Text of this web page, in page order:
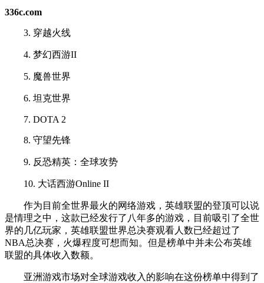
336c.com
3. 穿越火线
4. 梦幻西游II
5. 魔兽世界
6. 坦克世界
7. DOTA 2
8. 守望先锋
9. 反恐精英：全球攻势
10. 大话西游Online II
作为目前全世界最火的网络游戏，英雄联盟的登顶可以说
是情理之中，这款已经发行了八年多的游戏，目前吸引了全世
界的几亿玩家，英雄联盟世界总决赛观看人数已经超过了
NBA总决赛，火爆程度可想而知。但是榜单中并未公布英雄
联盟的具体收入数额。
亚洲游戏市场对全球游戏收入的影响在这份榜单中得到了